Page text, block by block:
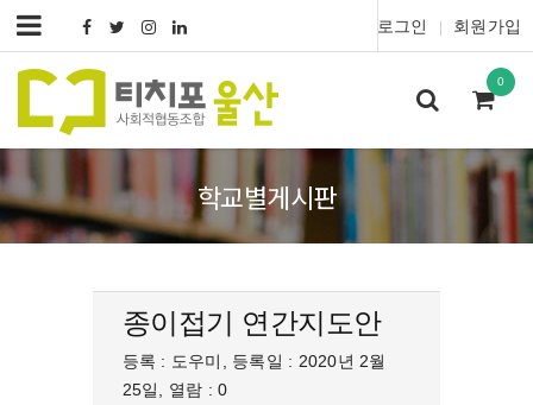
로그인 회원가입
0
학교별게시판
종이접기 연간지도안
등록 : 도우미, 등록일 : 2020년 2월
25일, 열람 : 0